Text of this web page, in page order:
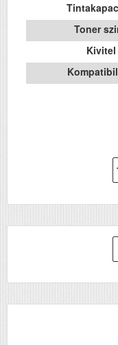
Toner
Kivitel